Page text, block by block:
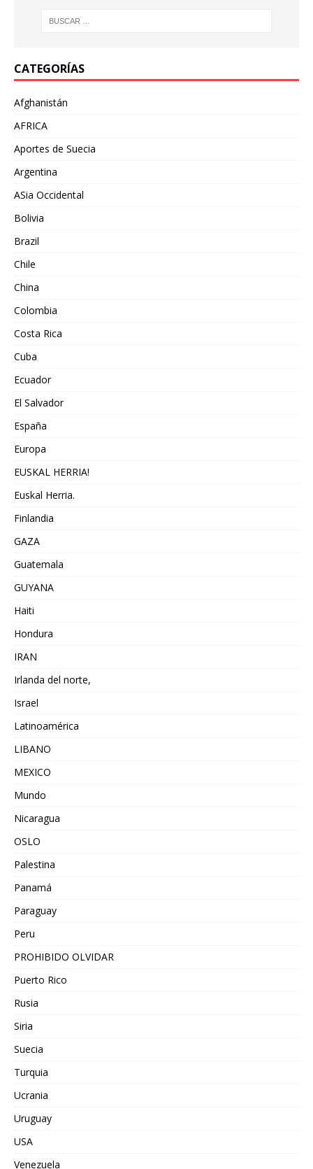
CATEGORÍAS
Afghanistán
AFRICA
Aportes de Suecia
Argentina
ASia Occidental
Bolivia
Brazil
Chile
China
Colombia
Costa Rica
Cuba
Ecuador
El Salvador
España
Europa
EUSKAL HERRIA!
Euskal Herria.
Finlandia
GAZA
Guatemala
GUYANA
Haiti
Hondura
IRAN
Irlanda del norte,
Israel
Latinoamérica
LIBANO
MEXICO
Mundo
Nicaragua
OSLO
Palestina
Panamá
Paraguay
Peru
PROHIBIDO OLVIDAR
Puerto Rico
Rusia
Siria
Suecia
Turquia
Ucrania
Uruguay
USA
Venezuela